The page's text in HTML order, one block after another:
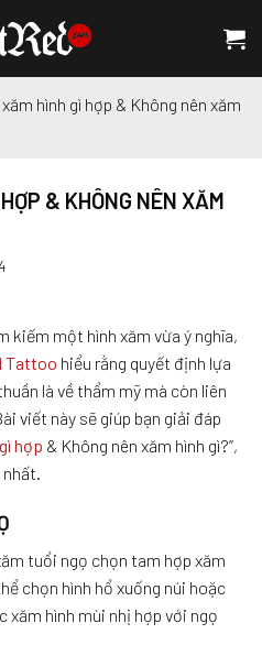
hình gì hợp & Không nên xăm
& KHÔNG NÊN XĂM
kiếm một hình xăm vừa ý nghĩa,
Tattoo hiểu rằng quyết định lựa
là về thẩm mỹ mà còn liên
viết này sẽ giúp bạn giải đáp
hợp & Không nên xăm hình gì?”,
tuổi ngọ chọn tam hợp xăm
chọn hình hổ xuống núi hoặc
hình mùi nhị hợp với ngọ